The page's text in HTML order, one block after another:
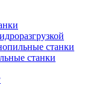
станки
станки